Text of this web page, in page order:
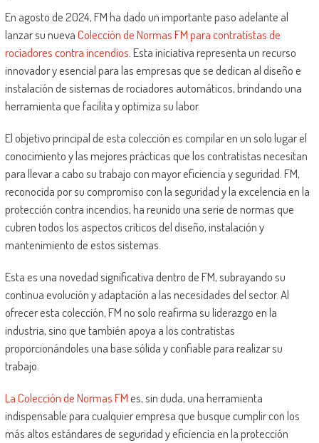
En agosto de 2024, FM ha dado un importante paso adelante al
lanzar su nuevaColección de Normas FM para contratistas de
rociadores contra incendios . Esta iniciativa representa un recurso
innovador y esencial para las empresas que se dedican al diseño e
instalación de sistemas de rociadores automáticos, brindando una
herramienta que facilita y optimiza su labor.
El objetivo principal de esta colección es compilar en un solo lugar el
conocimiento y las mejores prácticas que los contratistas necesitan
para llevar a cabo su trabajo con mayor eficiencia y seguridad. FM,
reconocida por su compromiso con la seguridad y la excelencia en la
protección contra incendios, ha reunido una serie de normas que
cubren todos los aspectos críticos del diseño, instalación y
mantenimiento de estos sistemas.
Esta es una novedad significativa dentro de FM, subrayando su
continua evolución y adaptación a las necesidades del sector. Al
ofrecer esta colección, FM no solo reafirma su liderazgo en la
industria, sino que también apoya a los contratistas
proporcionándoles una base sólida y confiable para realizar su
trabajo.
La Colección de Normas FMes, sin duda, una herramienta
indispensable para cualquier empresa que busque cumplir con los
más altos estándares de seguridad y eficiencia en la protección